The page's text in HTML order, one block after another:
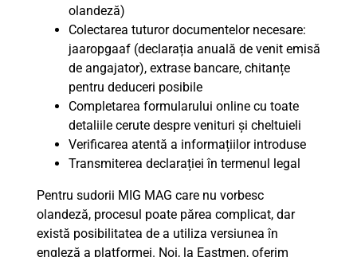
olandeză)
Colectarea tuturor documentelor necesare:
jaaropgaaf (declarația anuală de venit emisă
de angajator), extrase bancare, chitanțe
pentru deduceri posibile
Completarea formularului online cu toate
detaliile cerute despre venituri și cheltuieli
Verificarea atentă a informațiilor introduse
Transmiterea declarației în termenul legal
Pentru sudorii MIG MAG care nu vorbesc
olandeză, procesul poate părea complicat, dar
există posibilitatea de a utiliza versiunea în
engleză a platformei. Noi, la Eastmen, oferim